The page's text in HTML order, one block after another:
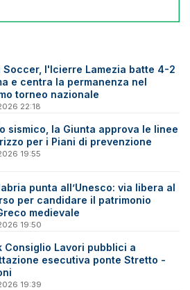
Soccer, l'Icierre Lamezia batte 4-2
e centra la permanenza nel
torneo nazionale
22:18
sismico, la Giunta approva le linee
per i Piani di prevenzione
19:55
punta all’Unesco: via libera al
per candidare il patrimonio
medievale
19:50
Consiglio Lavori pubblici a
esecutiva ponte Stretto -
19:39